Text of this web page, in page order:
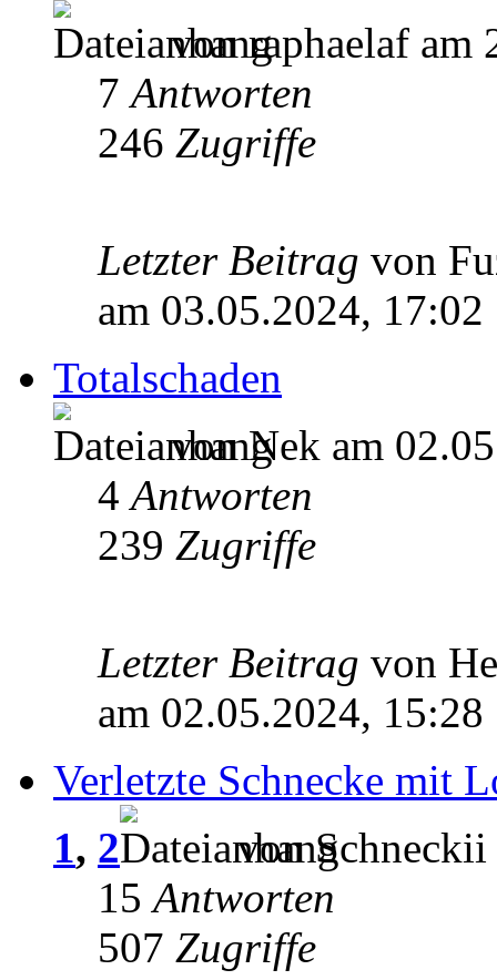
von raphaelaf am
7Antworten
246 Zugriffe
Letzter Beitrag von
am 03.05.2024, 17:02
Totalschaden
von Nek am
4Antworten
239 Zugriffe
Letzter Beitrag von
am 02.05.2024, 15:28
Verletzte Schnecke mit
1, 2
von Schneckii
15Antworten
507 Zugriffe